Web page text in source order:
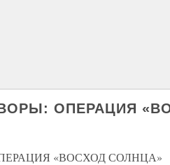
ОПЕРАЦИЯ
«ВОСХОД СОЛНЦА»